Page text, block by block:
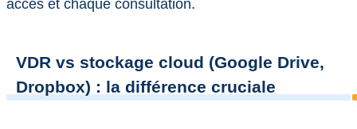
accès et chaque consultation.
VDR vs stockage cloud (Google Drive,
Dropbox) : la différence cruciale